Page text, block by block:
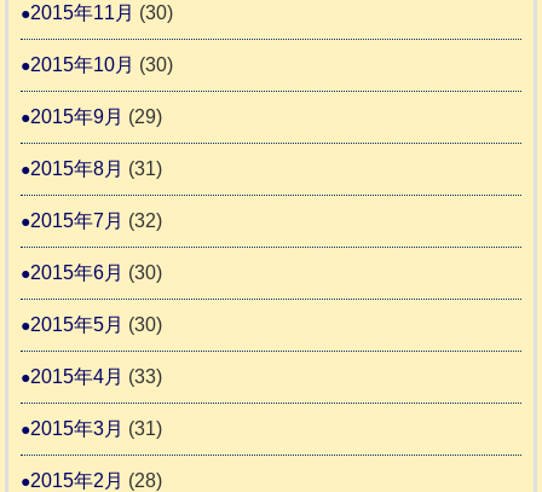
2015年11月 (30)
2015年10月 (30)
2015年9月 (29)
2015年8月 (31)
2015年7月 (32)
2015年6月 (30)
2015年5月 (30)
2015年4月 (33)
2015年3月 (31)
2015年2月 (28)